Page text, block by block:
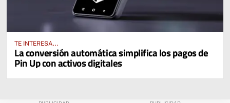
TE INTERESA...
La conversión automática simplifica los pagos de
Pin Up con activos digitales